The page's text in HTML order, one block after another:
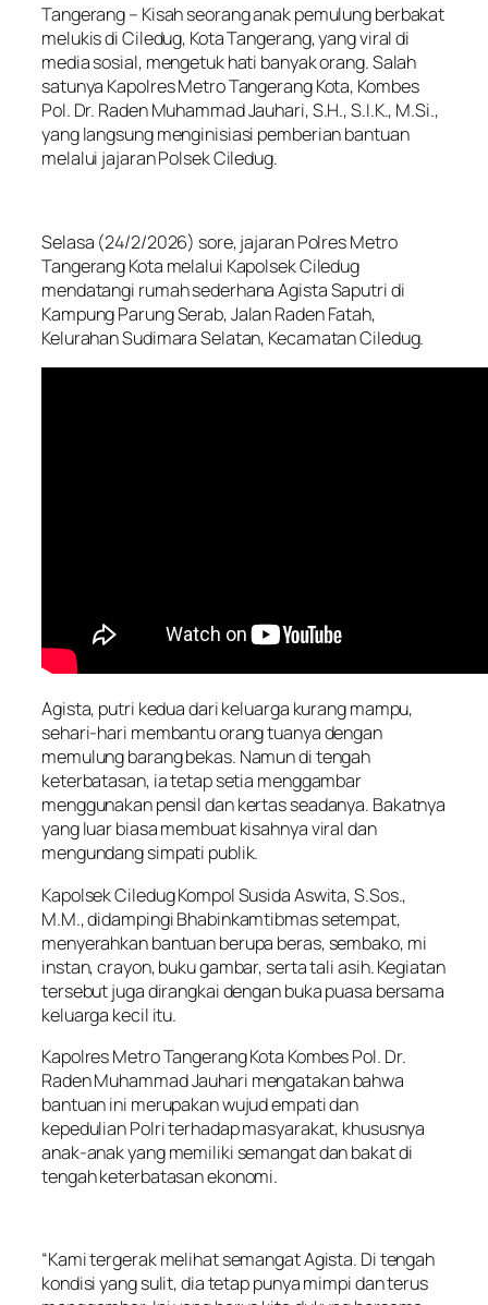
Tangerang – Kisah seorang anak pemulung berbakat
melukis di Ciledug, Kota Tangerang, yang viral di
media sosial, mengetuk hati banyak orang. Salah
satunya Kapolres Metro Tangerang Kota, Kombes
Pol. Dr. Raden Muhammad Jauhari, S.H., S.I.K., M.Si.,
yang langsung menginisiasi pemberian bantuan
melalui jajaran Polsek Ciledug.
Selasa (24/2/2026) sore, jajaran Polres Metro
Tangerang Kota melalui Kapolsek Ciledug
mendatangi rumah sederhana Agista Saputri di
Kampung Parung Serab, Jalan Raden Fatah,
Kelurahan Sudimara Selatan, Kecamatan Ciledug.
Agista, putri kedua dari keluarga kurang mampu,
sehari-hari membantu orang tuanya dengan
memulung barang bekas. Namun di tengah
keterbatasan, ia tetap setia menggambar
menggunakan pensil dan kertas seadanya. Bakatnya
yang luar biasa membuat kisahnya viral dan
mengundang simpati publik.
Kapolsek Ciledug Kompol Susida Aswita, S.Sos.,
M.M., didampingi Bhabinkamtibmas setempat,
menyerahkan bantuan berupa beras, sembako, mi
instan, crayon, buku gambar, serta tali asih. Kegiatan
tersebut juga dirangkai dengan buka puasa bersama
keluarga kecil itu.
Kapolres Metro Tangerang Kota Kombes Pol. Dr.
Raden Muhammad Jauhari mengatakan bahwa
bantuan ini merupakan wujud empati dan
kepedulian Polri terhadap masyarakat, khususnya
anak-anak yang memiliki semangat dan bakat di
tengah keterbatasan ekonomi.
“Kami tergerak melihat semangat Agista. Di tengah
kondisi yang sulit, dia tetap punya mimpi dan terus